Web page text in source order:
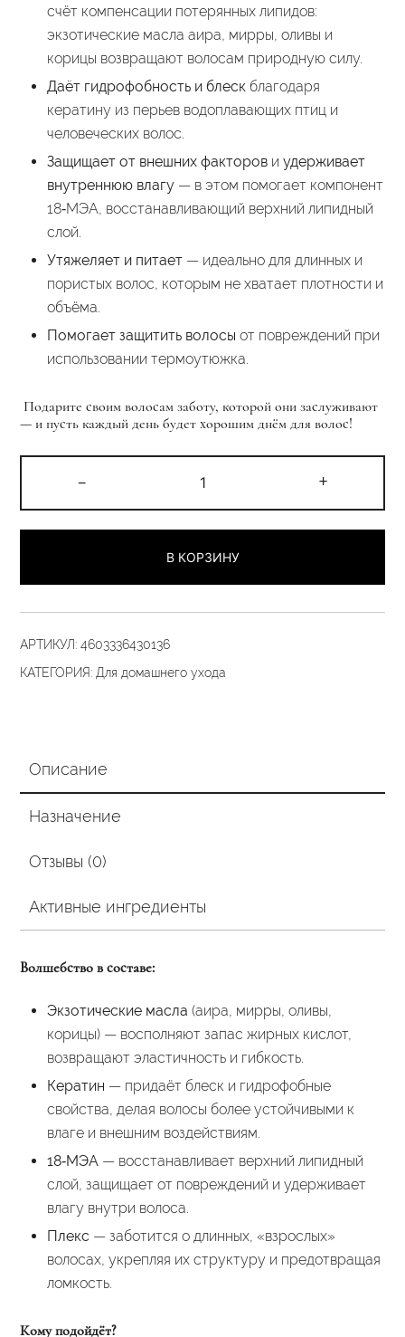
счёт компенсации потерянных липидов:
экзотические масла аира, мирры, оливы и
корицы возвращают волосам природную силу.
Даёт гидрофобность и блескблагодаря
кератину из перьев водоплавающих птиц и
человеческих волос.
Защищает от внешних факторови удерживает
внутреннюю влагу— в этом помогает компонент
18‑МЭА, восстанавливающий верхний липидный
слой.
Утяжеляет и питает— идеально для длинных и
пористых волос, которым не хватает плотности и
объёма.
Помогает защитить волосы от повреждений при
использовании термоутюжка.
Подарите своим волосам заботу, которой они заслуживают
— и пусть каждый день будет хорошим днём для волос!
-
товара
Экспресс-
5
«Дисциплина
и
гр.
+
В КОРЗИНУ
АРТИКУЛ: 4603336430136
КАТЕГОРИЯ: Для домашнего ухода
Описание
Назначение
Отзывы (0)
Активные ингредиенты
Волшебство в составе:
Экзотические масла (аира, мирры, оливы,
корицы) — восполняют запас жирных кислот,
возвращают эластичность и гибкость.
Кератин — придаёт блеск и гидрофобные
свойства, делая волосы более устойчивыми к
влаге и внешним воздействиям.
18‑МЭА — восстанавливает верхний липидный
слой, защищает от повреждений и удерживает
влагу внутри волоса.
Плекс — заботится о длинных, «взрослых»
волосах, укрепляя их структуру и предотвращая
ломкость.
Кому подойдёт?